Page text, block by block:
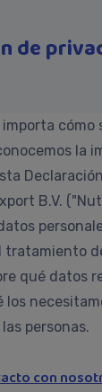
de
importa
la
B.V.
tratamiento
qué datos
los
personas.
con